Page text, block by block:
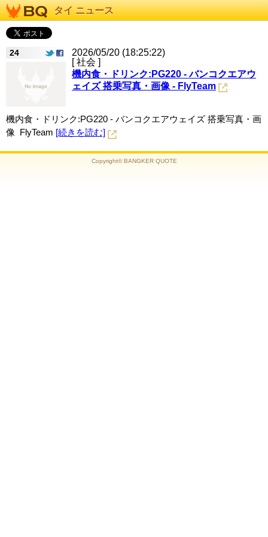
タイ ニュース
24
2026/05/20 (18:25:22)
[ 社会 ]
機内食・ドリンク:PG220 - バンコクエアウ
ェイズ 搭乗写真・画像 - FlyTeam
機内食・ドリンク:PG220 - バンコクエアウェイズ 搭乗写真・画
像 FlyTeam [続きを読む]
Copyright© BANGKER QUOTE